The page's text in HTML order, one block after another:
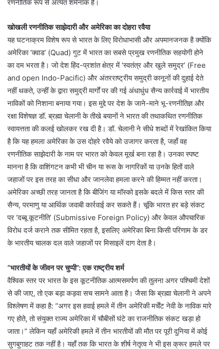
रणनीतिक रूप से अत्यंत शर्मनाक है।
खोखली रणनीतिक साझेदारी और अमेरिका का दोहरा रवैया
यह घटनाक्रम विशेष रूप से भारत के लिए विरोधाभासी और अपमानजनक है क्योंकि
अमेरिका ‘क्वाड’ (Quad) गुट में भारत का सबसे प्रमुख रणनीतिक सहयोगी होने
का दम भरता है। जो देश हिंद-प्रशांत क्षेत्र में ‘स्वतंत्र और खुले समुद्र’ (Free
and open Indo-Pacific) और अंतरराष्ट्रीय समुद्री कानूनों की दुहाई देते
नहीं थकते, उन्हीं के द्वारा समुद्री मार्गों पर की गई अंधाधुंध सैन्य कार्रवाई में भारतीय
नाविकों को निशाना बनाया गया। इस मुद्दे पर देश के जाने-माने भू-रणनीतिज्ञ और
रक्षा विशेषज्ञ डॉ. ब्रह्मा चेलानी के तीखे बयानों ने भारत की तथाकथित रणनीतिक
स्वायत्तता की कलई खोलकर रख दी है। डॉ. चेलानी ने सीधे शब्दों में रेखांकित किया
है कि यह हमला अमेरिका के उस दोहरे रवैये को उजागर करता है, जहाँ वह
रणनीतिक साझेदारी के नाम पर भारत को केवल मूर्ख बना रहा है। उनका स्पष्ट
मानना है कि वाशिंगटन कभी भी चीन या रूस के नागरिकों या उनके हितों वाले
जहाजों पर इस तरह का सीधा और जानलेवा हमला करने की हिम्मत नहीं करता।
अमेरिका अच्छी तरह जानता है कि बीजिंग या मॉस्को इसके बदले में किस स्तर की
सैन्य, परमाणु या आर्थिक जवाबी कार्रवाई कर सकते हैं। चूंकि भारत हर बड़े संकट
पर ‘दब्बू कूटनीति’ (Submissive Foreign Policy) और केवल औपचारिक
विरोध दर्ज कराने तक सीमित रहता है, इसलिए अमेरिका बिना किसी परिणाम के डर
के भारतीय चालक दल वाले जहाजों पर मिसाइलें दाग देता है।
“भारतीयों के जीवन पर चुप्पी”: एक राष्ट्रीय शर्म
वैश्विक स्तर पर भारत के इस कूटनीतिक आत्मसमर्पण की तुलना अगर पश्चिमी देशों
से की जाए, तो एक बड़ा कड़वा सच सामने आता है। जैसा कि ब्रह्मा चेलानी ने अपने
विश्लेषण में कहा है: “अगर इस हवाई हमले में तीन अमेरिकी मर्चेंट नेवी के नाविक मारे
गए होते, तो संयुक्त राज्य अमेरिका में चौबीसों घंटे का राजनीतिक संकट खड़ा हो
जाता।” लेकिन यहाँ अमेरिकी हमले में तीन भारतीयों की मौत पर पूरी दुनिया में कोई
सुगबुगाहट तक नहीं है। यहाँ तक कि भारत के शीर्ष नेतृत्व ने भी इस क्रूर हमले पर